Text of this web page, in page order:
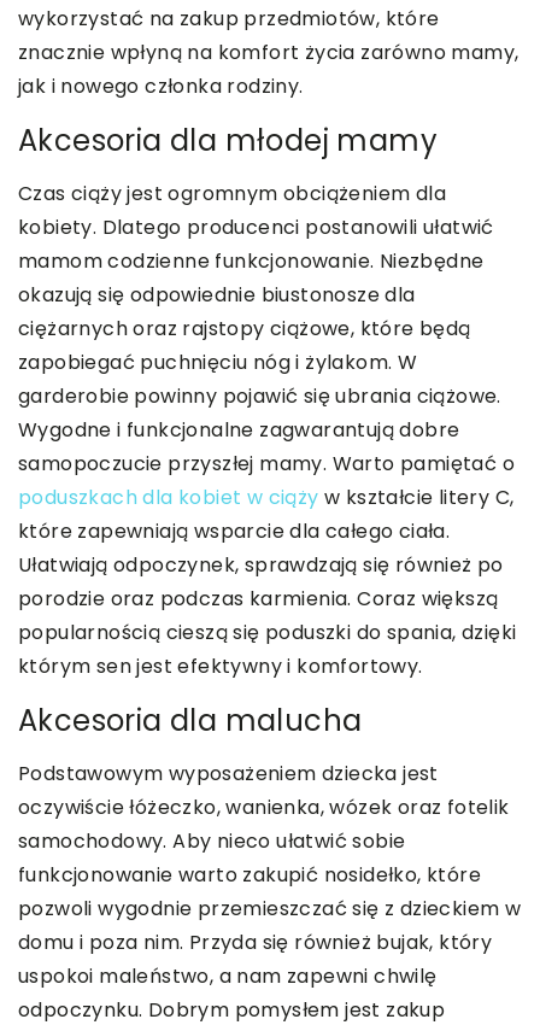
wykorzystać na zakup przedmiotów, które
znacznie wpłyną na komfort życia zarówno mamy,
jak i nowego członka rodziny.
Akcesoria dla młodej mamy
Czas ciąży jest ogromnym obciążeniem dla
kobiety. Dlatego producenci postanowili ułatwić
mamom codzienne funkcjonowanie. Niezbędne
okazują się odpowiednie biustonosze dla
ciężarnych oraz rajstopy ciążowe, które będą
zapobiegać puchnięciu nóg i żylakom. W
garderobie powinny pojawić się ubrania ciążowe.
Wygodne i funkcjonalne zagwarantują dobre
samopoczucie przyszłej mamy. Warto pamiętać o
poduszkach dla kobiet w ciąży w kształcie litery C,
które zapewniają wsparcie dla całego ciała.
Ułatwiają odpoczynek, sprawdzają się również po
porodzie oraz podczas karmienia. Coraz większą
popularnością cieszą się poduszki do spania, dzięki
którym sen jest efektywny i komfortowy.
Akcesoria dla malucha
Podstawowym wyposażeniem dziecka jest
oczywiście łóżeczko, wanienka, wózek oraz fotelik
samochodowy. Aby nieco ułatwić sobie
funkcjonowanie warto zakupić nosidełko, które
pozwoli wygodnie przemieszczać się z dzieckiem w
domu i poza nim. Przyda się również bujak, który
uspokoi maleństwo, a nam zapewni chwilę
odpoczynku. Dobrym pomysłem jest zakup